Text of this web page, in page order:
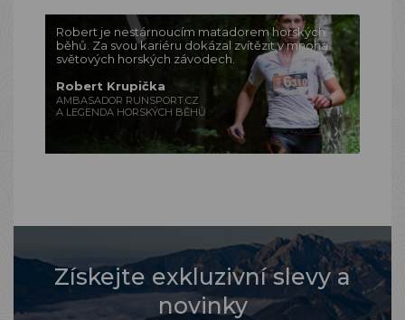
Robert je nestárnoucím matadorem horských
běhů. Za svou kariéru dokázal zvítězit v mnoha
světových horských závodech.
Robert Krupička
AMBASADOR RUNSPORT.CZ
A LEGENDA HORSKÝCH BĚHŮ
Získejte exkluzivní slevy a
novinky